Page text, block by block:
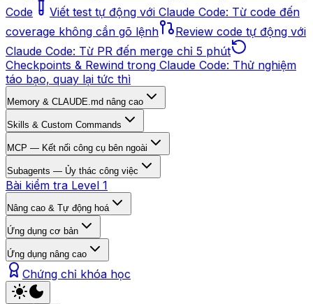
Code
Viết test tự động với Claude Code: Từ code đến
coverage không cần gõ lệnh
Review code tự động với
Claude Code: Từ PR đến merge chỉ 5 phút
Checkpoints & Rewind trong Claude Code: Thử nghiệm
táo bạo, quay lại tức thì
Memory & CLAUDE.md nâng cao
Skills & Custom Commands
MCP — Kết nối công cụ bên ngoài
Subagents — Ủy thác công việc
Bài kiểm tra Level 1
Nâng cao & Tự động hoá
Ứng dụng cơ bản
Ứng dụng nâng cao
Chứng chỉ khóa học